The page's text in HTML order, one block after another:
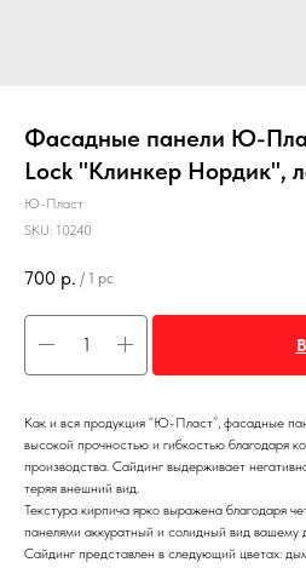
Фасадные панели Ю-
Lock "Клинкер Нордик",
Ю-Пласт
SKU: 10240
700 р. / 1 pc
Как и вся продукция “Ю-Пласт”, фасадные
высокой прочностью и гибкостью благодаря
производства. Сайдинг выдерживает
теряя внешний вид.
Текстура кирпича ярко выражена благодаря
панелями аккуратный и солидный вид вашему
Сайдинг представлен в следующий цветах: